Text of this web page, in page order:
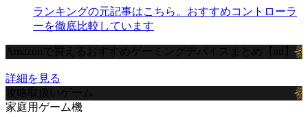
ランキングの元記事はこちら。おすすめコントローラ
ーを徹底比較しています
Amazonで買えるおすすめゲーミングデバイスまとめ【ad】
詳細を見る
攻略取扱いゲーム
家庭用ゲーム機